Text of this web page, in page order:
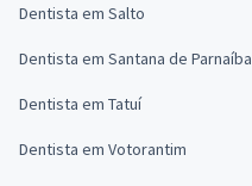
Dentista em Salto
Dentista em Santana de Parnaíba
Dentista em Tatuí
Dentista em Votorantim